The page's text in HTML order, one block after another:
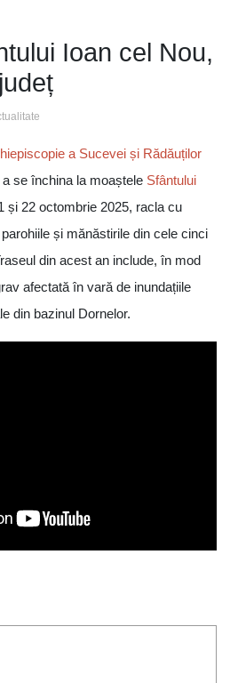
Ioan cel Nou,
a Sucevei și Rădăuților
se închina la moaștele Sfântului
și 22 octombrie 2025, racla cu
și mănăstirile din cele cinci
din acest an include, în mod
afectată în vară de inundațiile
din bazinul Dornelor.